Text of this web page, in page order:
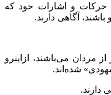
حرکات و اشارات خود که
باشند، آگاهی دارند.
مردان می‌باشند، ازاینرو
شده‌اند.
دارند.